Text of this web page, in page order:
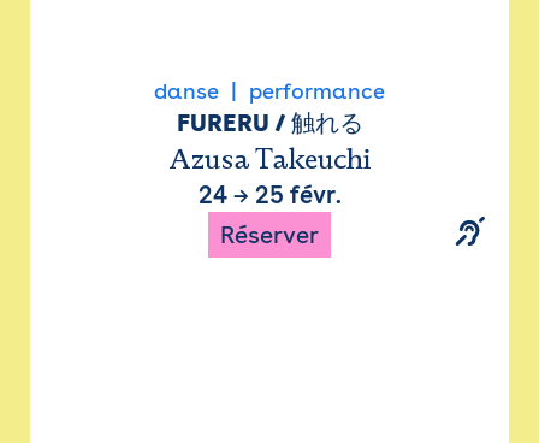
danse performance
FURERU / 触れる
Azusa Takeuchi
24→ 25 févr.
Réserver